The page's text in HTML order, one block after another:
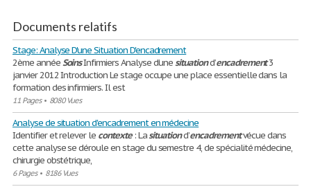
Documents relatifs
Stage: Analyse D'une Situation D'encadrement
2ème annéeSoinsInfirmiers Analyse d’unesituationd’encadrement3
janvier 2012 Introduction Le stage occupe une place essentielle dans la
formation des infirmiers. Il est
11 Pages• 8080 Vues
Analyse de situation d'encadrement en médecine
Identifier et relever le contexte: Lasituationd’encadrementvécue dans
cette analyse se déroule en stage du semestre 4, de spécialité médecine,
chirurgie obstétrique,
6 Pages• 8186 Vues